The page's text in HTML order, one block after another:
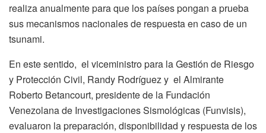
realiza anualmente para que los países pongan a prueba
sus mecanismos nacionales de respuesta en caso de un
tsunami.
En este sentido, el viceministro para la Gestión de Riesgo
y Protección Civil, Randy Rodríguez y el Almirante
Roberto Betancourt, presidente de la Fundación
Venezolana de Investigaciones Sismológicas (Funvisis),
evaluaron la preparación, disponibilidad y respuesta de los